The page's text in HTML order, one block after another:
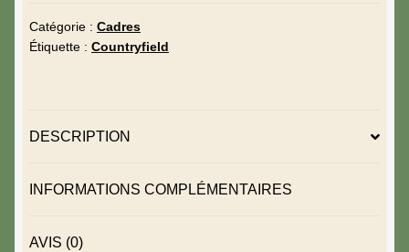
Catégorie : Cadres
Étiquette : Countryfield
DESCRIPTION
INFORMATIONS COMPLÉMENTAIRES
AVIS (0)